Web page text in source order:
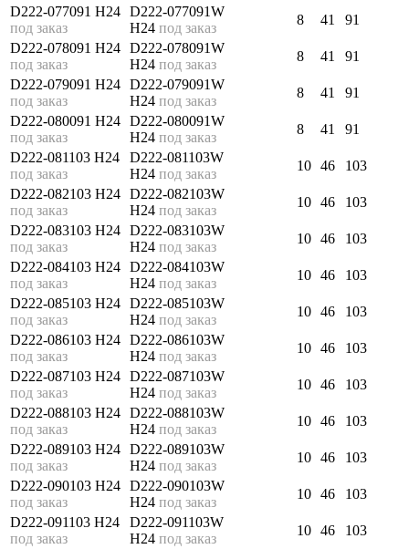
D222-077091 H24
под заказ
D222-077091W
H24 под заказ
8 41
91
D222-078091 H24
под заказ
D222-078091W
H24 под заказ
8 41
91
D222-079091 H24
под заказ
D222-079091W
H24 под заказ
8 41
91
D222-080091 H24
под заказ
D222-080091W
H24 под заказ
8 41
91
D222-081103 H24
под заказ
D222-081103W
H24 под заказ
10 46
103
D222-082103 H24
под заказ
D222-082103W
H24 под заказ
10 46
103
D222-083103 H24
под заказ
D222-083103W
H24 под заказ
10 46
103
D222-084103 H24
под заказ
D222-084103W
H24 под заказ
10 46
103
D222-085103 H24
под заказ
D222-085103W
H24 под заказ
10 46
103
D222-086103 H24
под заказ
D222-086103W
H24 под заказ
10 46
103
D222-087103 H24
под заказ
D222-087103W
H24 под заказ
10 46
103
D222-088103 H24
под заказ
D222-088103W
H24 под заказ
10 46
103
D222-089103 H24
под заказ
D222-089103W
H24 под заказ
10 46
103
D222-090103 H24
под заказ
D222-090103W
H24 под заказ
10 46
103
D222-091103 H24
под заказ
D222-091103W
H24 под заказ
10 46
103